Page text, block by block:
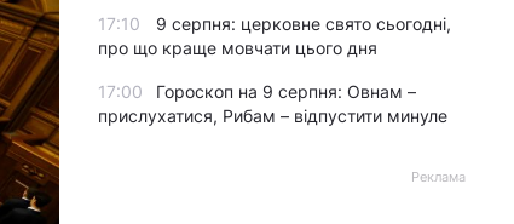
17:10
9 серпня: церковне свято сьогодні,
про що краще мовчати цього дня
17:00
Гороскоп на 9 серпня: Овнам –
прислухатися, Рибам – відпустити минуле
Реклама